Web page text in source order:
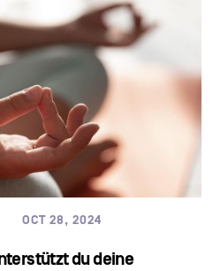
OCT 28, 2024
du deine